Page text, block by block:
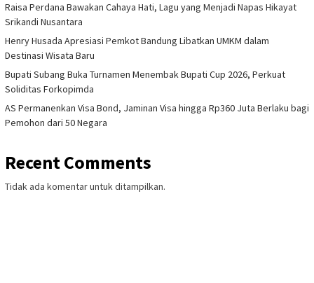
Raisa Perdana Bawakan Cahaya Hati, Lagu yang Menjadi Napas Hikayat
Srikandi Nusantara
Henry Husada Apresiasi Pemkot Bandung Libatkan UMKM dalam
Destinasi Wisata Baru
Bupati Subang Buka Turnamen Menembak Bupati Cup 2026, Perkuat
Soliditas Forkopimda
AS Permanenkan Visa Bond, Jaminan Visa hingga Rp360 Juta Berlaku bagi
Pemohon dari 50 Negara
Recent Comments
Tidak ada komentar untuk ditampilkan.